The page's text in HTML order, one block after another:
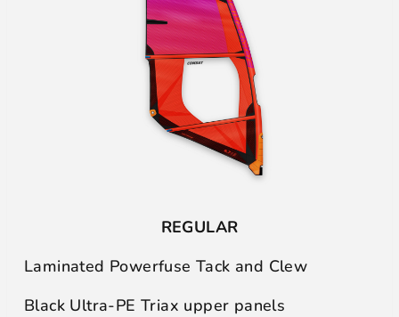
REGULAR
Laminated Powerfuse Tack and Clew
Black Ultra-PE Triax upper panels